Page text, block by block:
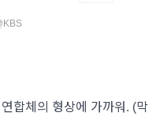
합체의 형상에 가까워. (막